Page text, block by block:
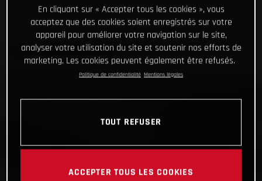
En cliquant sur « Accepter tous les cookies », vous
acceptez que des cookies soient enregistrés sur votre
appareil pour améliorer votre navigation sur le site,
analyser votre utilisation du site et soutenir nos efforts de
marketing. Les cookies peuvent également être refusés.
Politique de confidentialité Mentions légales
TOUT REFUSER
ACCEPTER TOUS LES COOKIES